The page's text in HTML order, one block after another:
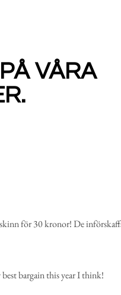
VÅRA
för 30 kronor! De
bargain this year I think!